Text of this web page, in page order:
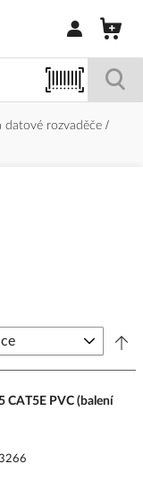
Přihlásit/
datové rozvaděče
CAT5E PVC (balení